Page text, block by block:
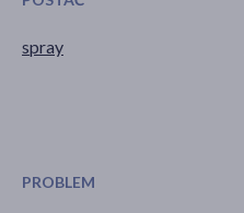
spray
PROBLEM